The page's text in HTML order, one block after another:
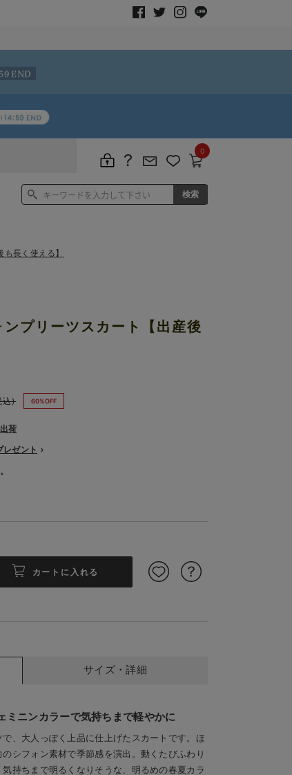
0
長く使える】
ンプリーツスカート【出産後
込) 60%OFF
荷
ゼント
カートに入れる
サイズ・詳細
ミニンカラーで気持ちまで軽やかに
、大人っぽく上品に仕上げたスカートです。ほ
シフォン素材で季節感を演出。動くたびふわり
持ちまで明るくなりそうな、明るめの春夏カラ